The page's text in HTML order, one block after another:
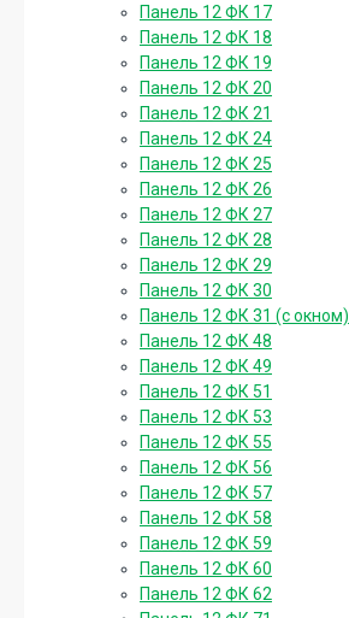
Панель 12 ФК 17
Панель 12 ФК 18
Панель 12 ФК 19
Панель 12 ФК 20
Панель 12 ФК 21
Панель 12 ФК 24
Панель 12 ФК 25
Панель 12 ФК 26
Панель 12 ФК 27
Панель 12 ФК 28
Панель 12 ФК 29
Панель 12 ФК 30
Панель 12 ФК 31 (с окном)
Панель 12 ФК 48
Панель 12 ФК 49
Панель 12 ФК 51
Панель 12 ФК 53
Панель 12 ФК 55
Панель 12 ФК 56
Панель 12 ФК 57
Панель 12 ФК 58
Панель 12 ФК 59
Панель 12 ФК 60
Панель 12 ФК 62